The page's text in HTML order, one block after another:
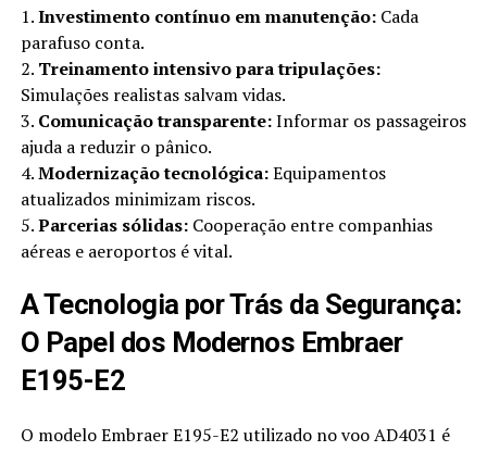
1.Investimento contínuo em manutenção:Cada
parafuso conta.
2. Treinamento intensivo para tripulações:
Simulações realistas salvam vidas.
3. Comunicação transparente:Informar os passageiros
ajuda a reduzir o pânico.
4.Modernização tecnológica:Equipamentos
atualizados minimizam riscos.
5.Parcerias sólidas:Cooperação entre companhias
aéreas e aeroportos é vital.
A Tecnologia por Trás da Segurança:
O Papel dos Modernos Embraer
E195-E2
O modelo Embraer E195-E2 utilizado no voo AD4031 é